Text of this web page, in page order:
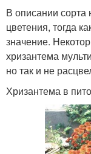
В описании сорта
цветения, тогда
значение.
хризантема
но так и не
Хризантема в